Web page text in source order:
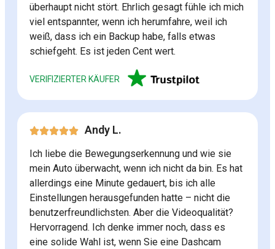
überhaupt nicht stört. Ehrlich gesagt fühle ich mich
viel entspannter, wenn ich herumfahre, weil ich
weiß, dass ich ein Backup habe, falls etwas
schiefgeht. Es ist jeden Cent wert.
VERIFIZIERTER KÄUFER
Andy L.
Ich liebe die Bewegungserkennung und wie sie
mein Auto überwacht, wenn ich nicht da bin. Es hat
allerdings eine Minute gedauert, bis ich alle
Einstellungen herausgefunden hatte – nicht die
benutzerfreundlichsten. Aber die Videoqualität?
Hervorragend. Ich denke immer noch, dass es
eine solide Wahl ist, wenn Sie eine Dashcam